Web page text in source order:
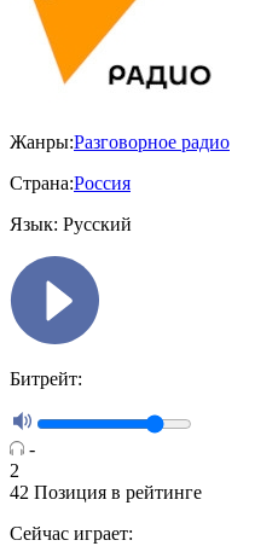
Жанры:Разговорное радио
Страна:Россия
Язык: Русский
Битрейт:
-
2
42 Позиция в рейтинге
Сейчас играет: